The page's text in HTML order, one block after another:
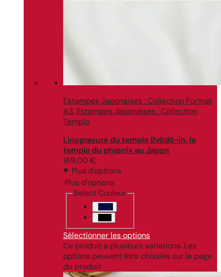
Estampes Japonaises : Collection Format
A3, Estampes Japonaises : Collection
Temple
Linogravure du temple Byōdō-in, le
temple du phœnix au Japon
169,00 €
Plus d'options
Plus d'options
Select Couleur
Bleu
Sélectionner les options
Ce produit a plusieurs variations. Les
options peuvent être choisies sur la page
du produit